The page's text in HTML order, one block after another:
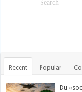
Recent Popular
Du